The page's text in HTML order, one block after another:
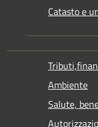
Catasto e
Ambiente
Salute,